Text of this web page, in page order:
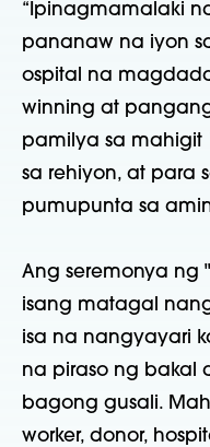
“Ipinagmamalaki
pananaw na iyon
ospital na
winning at
pamilya sa mahigit
sa rehiyon, at para
pumupunta sa
Ang seremonya ng
isang matagal
isa na nangyayari
na piraso ng bakal
bagong gusali.
worker, donor,